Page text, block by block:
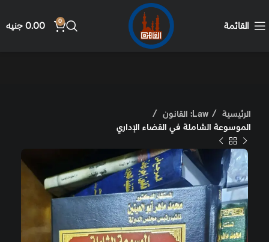
القائمة 0
0.00 جنيه
الرئيسية
Law: القانون
الموسوعة الشاملة في القضاء الإداري